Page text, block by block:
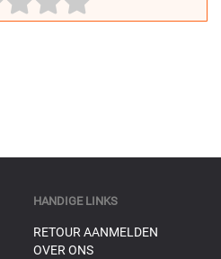
HANDIGE LINKS
RETOUR AANMELDEN
OVER ONS